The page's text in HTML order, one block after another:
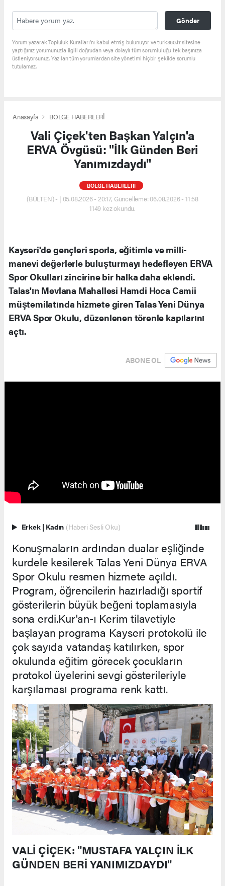
Gönder
Yorum yazarak Topluluk Kuralları’nı kabul etmiş bulunuyor ve turk360.tr sitesine
yaptığınız yorumunuzla ilgili doğrudan veya dolaylı tüm sorumluluğu tek başınıza
üstleniyorsunuz. Yazılan tüm yorumlardan site yönetimi hiçbir şekilde sorumlu
tutulamaz.
Anasayfa BÖLGE HABERLERİ
Vali Çiçek'ten Başkan Yalçın'a
ERVA Övgüsü: "İlk Günden Beri
Yanımızdaydı"
BÖLGE HABERLERİ
(BÜLTEN) - | 05.08.2026 - 20:17, Güncelleme: 06.08.2026 - 11:58
1149 kez okundu.
Kayseri'de gençleri sporla, eğitimle ve milli-
manevi değerlerle buluşturmayı hedefleyen ERVA
Spor Okulları zincirine bir halka daha eklendi.
Talas'ın Mevlana Mahallesi Hamdi Hoca Camii
müştemilatında hizmete giren Talas Yeni Dünya
ERVA Spor Okulu, düzenlenen törenle kapılarını
açtı.
ABONE OL
Erkek | Kadın (Haberi Sesli Oku)
Konuşmaların ardından dualar eşliğinde
kurdele kesilerek Talas Yeni Dünya ERVA
Spor Okulu resmen hizmete açıldı.
Program, öğrencilerin hazırladığı sportif
gösterilerin büyük beğeni toplamasıyla
sona erdi.Kur'an-ı Kerim tilavetiyle
başlayan programa Kayseri protokolü ile
çok sayıda vatandaş katılırken, spor
okulunda eğitim görecek çocukların
protokol üyelerini sevgi gösterileriyle
karşılaması programa renk kattı.
VALİ ÇİÇEK: "MUSTAFA YALÇIN İLK
GÜNDEN BERİ YANIMIZDAYDI"